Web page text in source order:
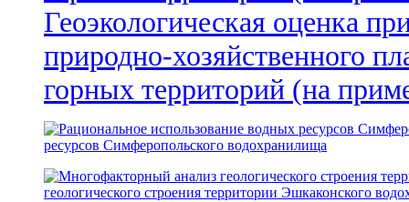
Геоэкологическая оценка
природно-хозяйственного
горных территорий (на
ресурсов Симферопольского водохранилища
геологического строения территории Эшкаконского